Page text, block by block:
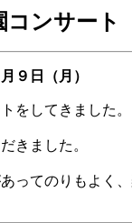
コンサー
９日（月）
をしてきました。
きました。
ってのりもよく